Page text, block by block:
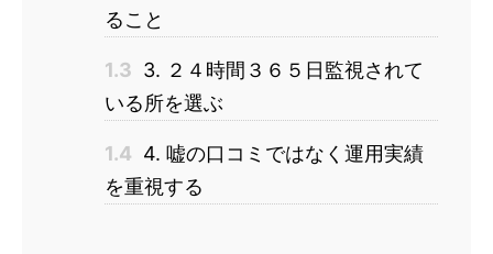
ること
1.3 3. ２４時間３６５日監視されて
いる所を選ぶ
1.4 4. 嘘の口コミではなく運用実績
を重視する